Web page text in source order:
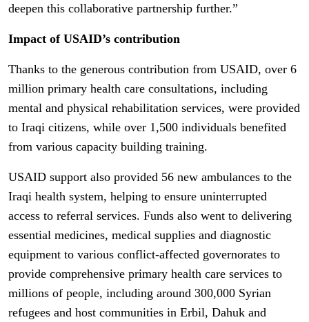
deepen this collaborative partnership further.”
Impact of USAID’s contribution
Thanks to the generous contribution from USAID, over 6
million primary health care consultations, including
mental and physical rehabilitation services, were provided
to Iraqi citizens, while over 1,500 individuals benefited
from various capacity building training.
USAID support also provided 56 new ambulances to the
Iraqi health system, helping to ensure uninterrupted
access to referral services. Funds also went to delivering
essential medicines, medical supplies and diagnostic
equipment to various conflict-affected governorates to
provide comprehensive primary health care services to
millions of people, including around 300,000 Syrian
refugees and host communities in Erbil, Dahuk and